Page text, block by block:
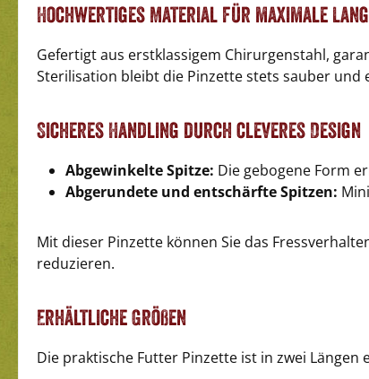
Hochwertiges Material für maximale
Gefertigt aus erstklassigem Chirurgenstahl,
Sterilisation bleibt die Pinzette stets sauber und
Sicheres Handling durch cleveres Design
Abgewinkelte Spitze: Die gebogene Form
Abgerundete und entschärfte Spitzen:
Mit dieser Pinzette können Sie das
reduzieren.
Erhältliche Größen
Die praktische Futter Pinzette ist in zwei